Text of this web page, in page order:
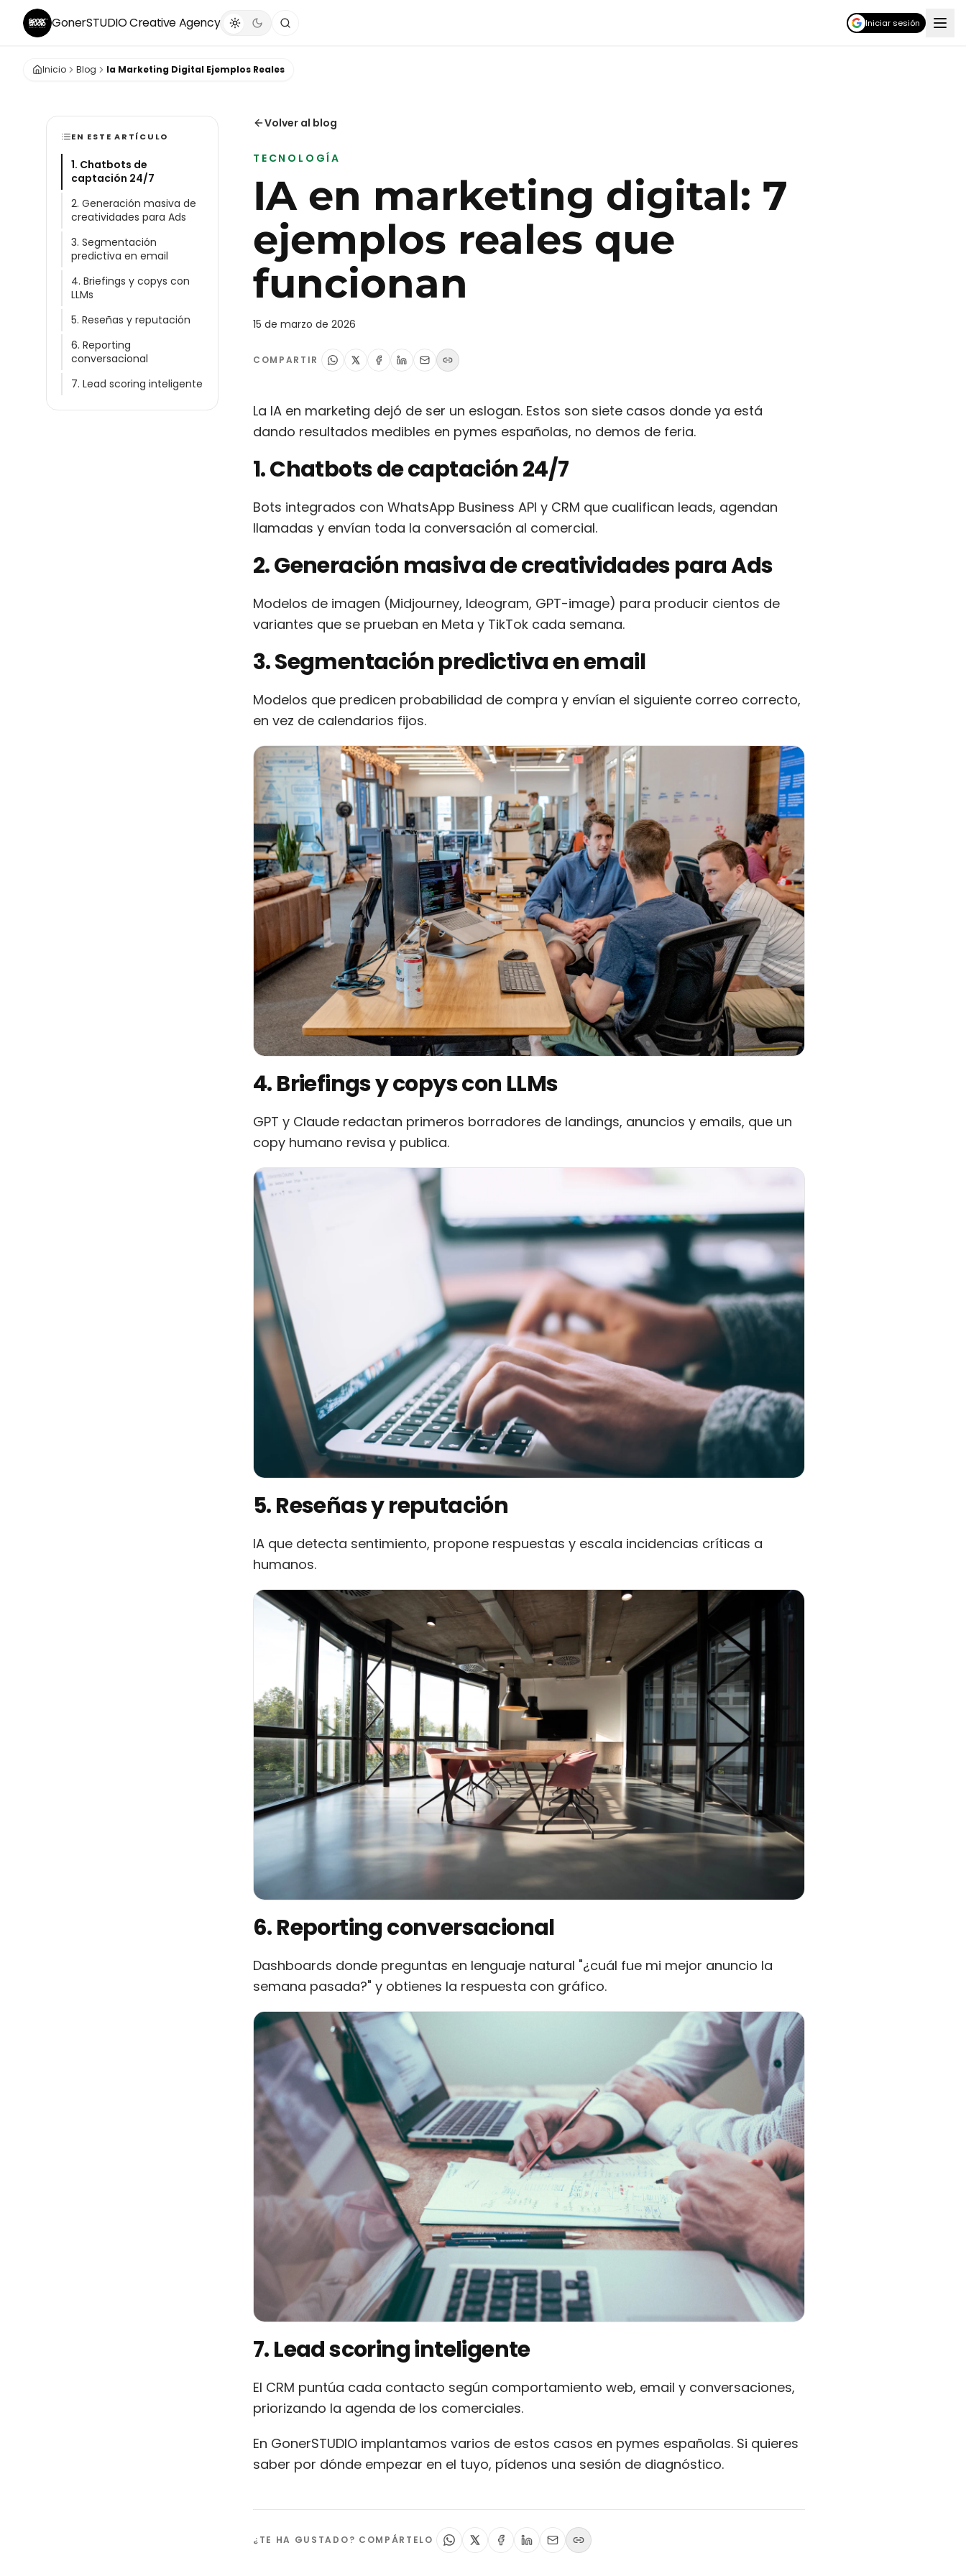
GonerSTUDIOCreative Agency Iniciar sesión
Inicio Blog Ia Marketing Digital Ejemplos Reales
Volver al blog
TECNOLOGÍA
IA en marketing digital: 7
ejemplos reales que
funcionan
15 de marzo de 2026
COMPARTIR
La IA en marketing dejó de ser un eslogan. Estos son siete casos donde ya está
dando resultados medibles en pymes españolas, no demos de feria.
1. Chatbots de captación 24/7
Bots integrados con WhatsApp Business API y CRM que cualifican leads, agendan
llamadas y envían toda la conversación al comercial.
2. Generación masiva de creatividades para Ads
Modelos de imagen (Midjourney, Ideogram, GPT-image) para producir cientos de
variantes que se prueban en Meta y TikTok cada semana.
3. Segmentación predictiva en email
Modelos que predicen probabilidad de compra y envían el siguiente correo correcto,
en vez de calendarios fijos.
4. Briefings y copys con LLMs
GPT y Claude redactan primeros borradores de landings, anuncios y emails, que un
copy humano revisa y publica.
5. Reseñas y reputación
IA que detecta sentimiento, propone respuestas y escala incidencias críticas a
humanos.
6. Reporting conversacional
Dashboards donde preguntas en lenguaje natural "¿cuál fue mi mejor anuncio la
semana pasada?" y obtienes la respuesta con gráfico.
7. Lead scoring inteligente
El CRM puntúa cada contacto según comportamiento web, email y conversaciones,
priorizando la agenda de los comerciales.
En GonerSTUDIO implantamos varios de estos casos en pymes españolas. Si quieres
saber por dónde empezar en el tuyo, pídenos una sesión de diagnóstico.
¿TE HA GUSTADO? COMPÁRTELO
EN ESTE ARTÍCULO
1. Chatbots de
captación 24/7
2. Generación masiva de
creatividades para Ads
3. Segmentación
predictiva en email
4. Briefings y copys con
LLMs
5. Reseñas y reputación
6. Reporting
conversacional
7. Lead scoring inteligente